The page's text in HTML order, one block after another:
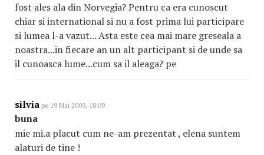
fost ales ala din Norvegia? Pentru ca era cunoscut
chiar si international si nu a fost prima lui participare
si lumea l-a vazut... Asta este cea mai mare greseala a
noastra...in fiecare an un alt participant si de unde sa
il cunoasca lume...cum sa il aleaga? pe
silvia pe 19 Mai 2009, 18:09
buna
mie mi.a placut cum ne-am prezentat , elena suntem
alaturi de tine !